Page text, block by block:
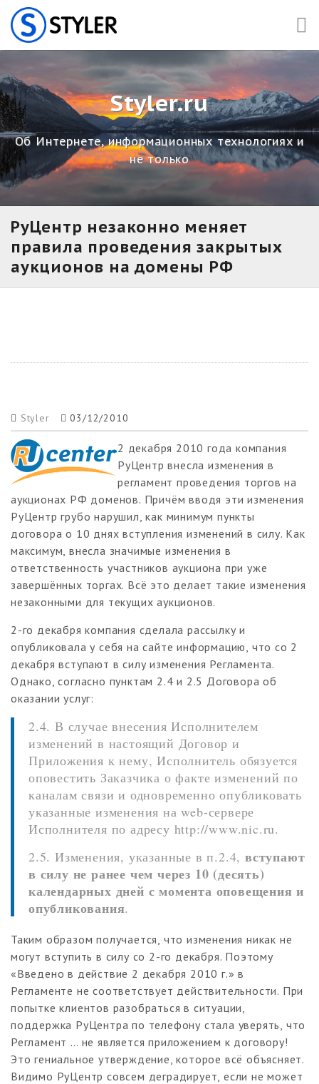
Skip
to
content
Styler.ru
Об Интернете, информационных технологиях и
не только
РуЦентр незаконно меняет
правила проведения закрытых
аукционов на домены РФ
Styler 03/12/2010
2 декабря 2010 года компания
РуЦентр внесла изменения в
регламент проведения торгов на
аукционах РФ доменов. Причём вводя эти изменения
РуЦентр грубо нарушил, как минимум пункты
договора о 10 днях вступления изменений в силу. Как
максимум, внесла значимые изменения в
ответственность участников аукциона при уже
завершённых торгах. Всё это делает такие изменения
незаконными для текущих аукционов.
2-го декабря компания сделала рассылку и
опубликовала у себя на сайте информацию, что со 2
декабря вступают в силу изменения Регламента.
Однако, согласно пунктам 2.4 и 2.5 Договора об
оказании услуг:
2.4. В случае внесения Исполнителем
изменений в настоящий Договор и
Приложения к нему, Исполнитель обязуется
оповестить Заказчика о факте изменений по
каналам связи и одновременно опубликовать
указанные изменения на web-сервере
Исполнителя по адресу http://www.nic.ru.
2.5. Изменения, указанные в п.2.4, вступают
в силу не ранее чем через 10 (десять)
календарных дней с момента оповещения и
опубликования.
Таким образом получается, что изменения никак не
могут вступить в силу со 2-го декабря. Поэтому
«Введено в действие 2 декабря 2010 г.» в
Регламенте не соответствует действительности. При
попытке клиентов разобраться в ситуации,
поддержка РуЦентра по телефону стала уверять, что
Регламент … не является приложением к договору!
Это гениальное утверждение, которое всё объясняет.
Видимо РуЦентр совсем деградирует, если не может